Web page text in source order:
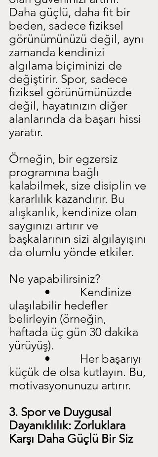
Daha güçlü, daha fit bir
beden, sadece fiziksel
görünümünüzü değil, aynı
zamanda kendinizi
algılama biçiminizi de
değiştirir. Spor, sadece
fiziksel görünümünüzde
değil, hayatınızın diğer
alanlarında da başarı hissi
yaratır.
Örneğin, bir egzersiz
programına bağlı
kalabilmek, size disiplin ve
kararlılık kazandırır. Bu
alışkanlık, kendinize olan
saygınızı artırır ve
başkalarının sizi algılayışını
da olumlu yönde etkiler.
Ne yapabilirsiniz?
•          Kendinize
ulaşılabilir hedefler
belirleyin (örneğin,
haftada üç gün 30 dakika
yürüyüş).
•          Her başarıyı
küçük de olsa kutlayın. Bu,
motivasyonunuzu artırır.
3. Spor ve Duygusal
Dayanıklılık: Zorluklara
Karşı Daha Güçlü Bir Siz